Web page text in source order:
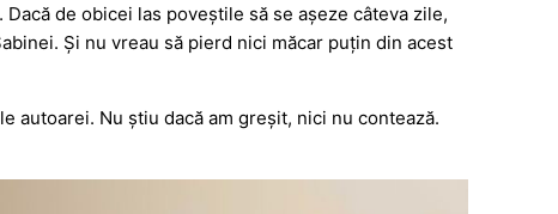
de obicei las poveștile să se așeze câteva zile,
Și nu vreau să pierd nici măcar puțin din acest
autoarei. Nu știu dacă am greșit, nici nu contează.